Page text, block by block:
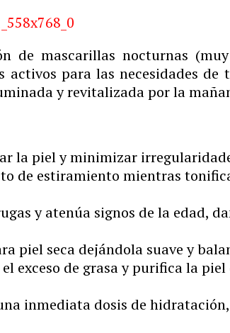
de mascarillas nocturnas
activos para las necesidades de
y revitalizada por la
la piel y minimizar
de estiramiento mientras
y atenúa signos de la edad,
piel seca dejándola suave y
exceso de grasa y purifica la
inmediata dosis de